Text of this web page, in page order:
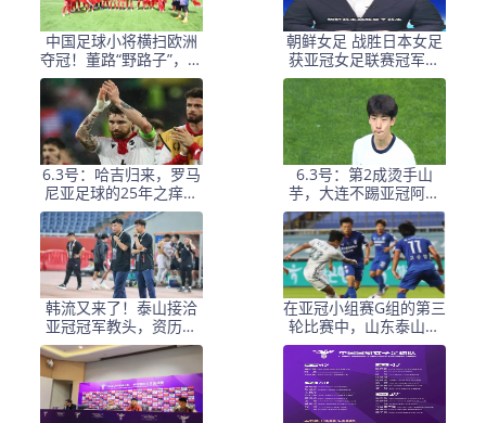
中国足球小将横扫欧洲
夺冠！董路“野路子”，撕
开了谁的遮羞布？
朝鲜女足 战胜日本女足
获亚冠女足联赛冠军李
在明 发文祝贺
6.3号：哈吉归来，罗马
尼亚足球的25年之痒能
解么？
6.3号：第2成烫手山
芋，大连不踢亚冠阿奇
+马莱莱没必要换练好新
星更重要
韩流又来了！泰山接洽
亚冠冠军教头，资历与
名气全面压过徐正源
在亚冠小组赛G组的第三
轮比赛中，山东泰山客
场挑战韩国球队仁